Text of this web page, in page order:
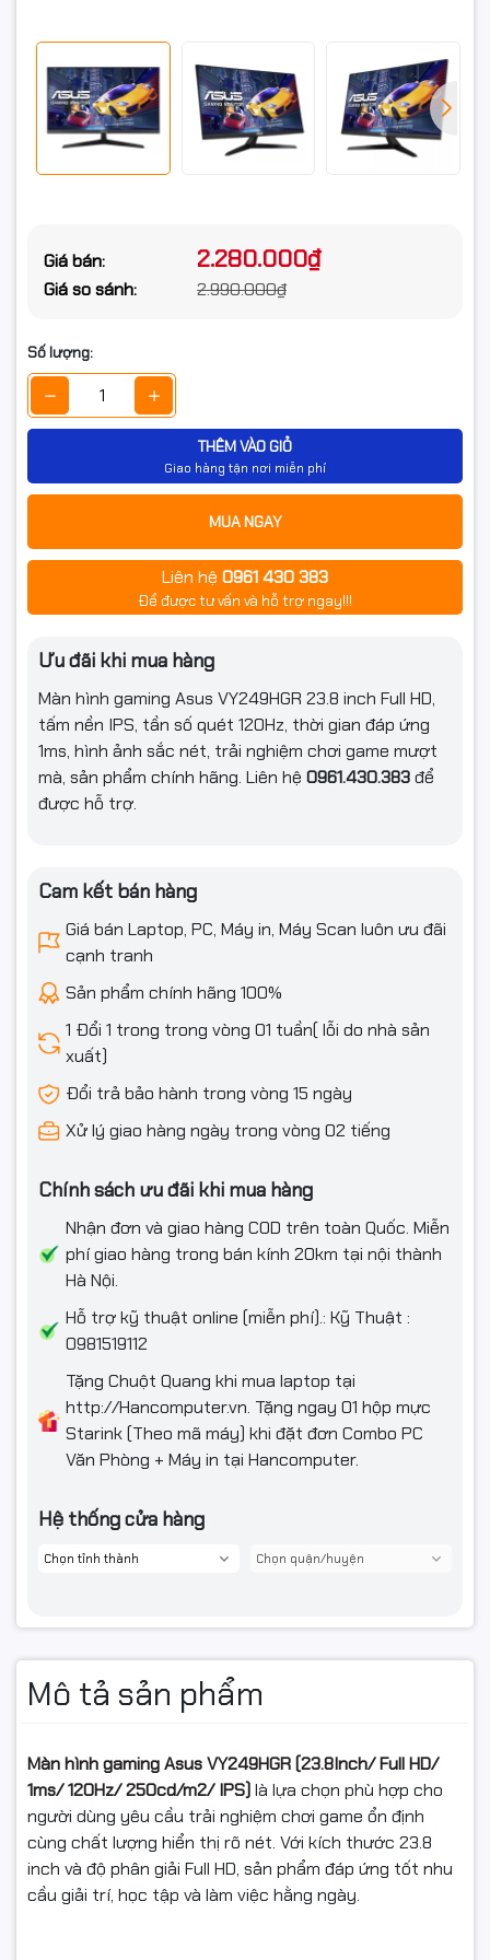
Giá bán: 2.280.000₫
Giá so sánh: 2.990.000₫
Số lượng:
THÊM VÀO GIỎ
Giao hàng tận nơi miễn phí
MUA NGAY
Liên hệ 0961 430 383
Để được tư vấn và hỗ trợ ngay!!!
Ưu đãi khi mua hàng
Màn hình gaming Asus VY249HGR 23.8 inch Full HD,
tấm nền IPS, tần số quét 120Hz, thời gian đáp ứng
1ms, hình ảnh sắc nét, trải nghiệm chơi game mượt
mà, sản phẩm chính hãng. Liên hệ 0961.430.383để
được hỗ trợ.
Cam kết bán hàng
Giá bán Laptop, PC, Máy in, Máy Scan luôn ưu đãi
cạnh tranh
Sản phẩm chính hãng 100%
1 Đổi 1 trong trong vòng 01 tuần( lỗi do nhà sản
xuất)
Đổi trả bảo hành trong vòng 15 ngày
Xử lý giao hàng ngày trong vòng 02 tiếng
Chính sách ưu đãi khi mua hàng
Nhận đơn và giao hàng COD trên toàn Quốc. Miễn
phí giao hàng trong bán kính 20km tại nội thành
Hà Nội.
Hỗ trợ kỹ thuật online (miễn phí).: Kỹ Thuật :
0981519112
Tặng Chuột Quang khi mua laptop tại
http://Hancomputer.vn. Tặng ngay 01 hộp mực
Starink (Theo mã máy) khi đặt đơn Combo PC
Văn Phòng + Máy in tại Hancomputer.
Hệ thống cửa hàng
Mô tả sản phẩm
Màn hình gaming Asus VY249HGR (23.8Inch/ Full HD/
1ms/ 120Hz/ 250cd/m2/ IPS)là lựa chọn phù hợp cho
người dùng yêu cầu trải nghiệm chơi game ổn định
cùng chất lượng hiển thị rõ nét. Với kích thước 23.8
inch và độ phân giải Full HD, sản phẩm đáp ứng tốt nhu
cầu giải trí, học tập và làm việc hằng ngày.
Xuất xứ Chính hãng